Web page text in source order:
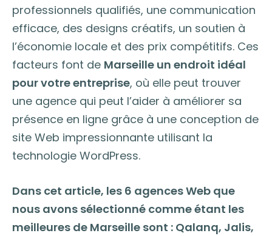
professionnels qualifiés, une communication
efficace, des designs créatifs, un soutien à
l’économie locale et des prix compétitifs. Ces
facteurs font de Marseille un endroit idéal
pour votre entreprise, où elle peut trouver
une agence qui peut l’aider à améliorer sa
présence en ligne grâce à une conception de
site Web impressionnante utilisant la
technologie WordPress.
Dans cet article, les 6 agences Web que
nous avons sélectionné comme étant les
meilleures de Marseille sont : Qalanq, Jalis,